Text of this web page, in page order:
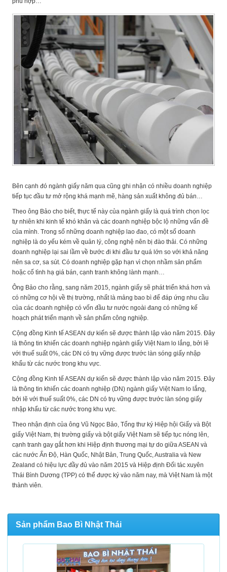
Bên cạnh đó ngành giấy năm qua cũng ghi nhận có nhiều doanh nghiệp
tiếp tục đầu tư mở rộng khá mạnh mẽ, hàng sản xuất không đủ bán…
Theo ông Bảo cho biết, thực tế này của ngành giấy là quá trình chọn lọc
tự nhiên khi kinh tế khó khăn và các doanh nghiệp bộc lộ những vấn đề
của mình. Trong số những doanh nghiệp lao đao, có một số doanh
nghiệp là do yếu kém về quản lý, công nghệ nên bị đào thải. Có những
doanh nghiệp lại sai lầm về bước đi khi đầu tư quá lớn so với khả năng
nên sa cơ, sa sút. Có doanh nghiệp gặp hạn vì chọn nhầm sản phẩm
hoặc cố tình hạ giá bán, cạnh tranh không lành mạnh…
Ông Bảo cho rằng, sang năm 2015, ngành giấy sẽ phát triển khá hơn và
có những cơ hội về thị trường, nhất là mảng bao bì để đáp ứng nhu cầu
của các doanh nghiệp có vốn đầu tư nước ngoài đang có những kế
hoạch phát triển mạnh về sản phẩm công nghiệp.
Cộng đồng Kinh tế ASEAN dự kiến sẽ được thành lập vào năm 2015. Đây
là thông tin khiến các doanh nghiệp ngành giấy Việt Nam lo lắng, bởi lẽ
với thuế suất 0%, các DN có trụ vững được trước làn sóng giấy nhập
khẩu từ các nước trong khu vực.
Cộng đồng Kinh tế ASEAN dự kiến sẽ được thành lập vào năm 2015. Đây
là thông tin khiến các doanh nghiệp (DN) ngành giấy Việt Nam lo lắng,
bởi lẽ với thuế suất 0%, các DN có trụ vững được trước làn sóng giấy
nhập khẩu từ các nước trong khu vực.
Theo nhận định của ông Vũ Ngọc Bảo, Tổng thư ký Hiệp hội Giấy và Bột
giấy Việt Nam, thị trường giấy và bột giấy Việt Nam sẽ tiếp tục nóng lên,
cạnh tranh gay gắt hơn khi Hiệp định thương mại tự do giữa ASEAN và
các nước Ấn Độ, Hàn Quốc, Nhật Bản, Trung Quốc, Australia và New
Zealand có hiệu lực đầy đủ vào năm 2015 và Hiệp định Đối tác xuyên
Thái Bình Dương (TPP) có thể được ký vào năm nay, mà Việt Nam là một
thành viên.
Sản phẩm Bao Bì Nhật Thái